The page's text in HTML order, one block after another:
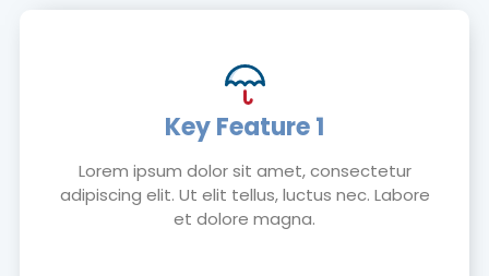
Key Feature 1
Lorem ipsum dolor sit amet, consectetur
adipiscing elit. Ut elit tellus, luctus nec. Labore
et dolore magna.